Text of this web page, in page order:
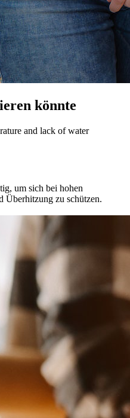
könnte
um sich bei hohen
Überhitzung zu schützen.